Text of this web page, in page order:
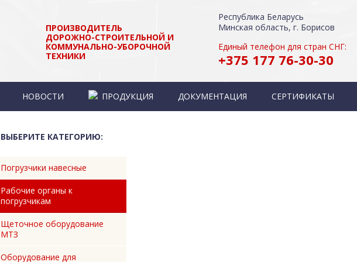
ПРОИЗВОДИТЕЛЬ
ДОРОЖНО-СТРОИТЕЛЬНОЙ И
КОММУНАЛЬНО-УБОРОЧНОЙ
ТЕХНИКИ
Республика Беларусь
Минская область, г. Борисов
Единый телефон для стран СНГ:
+375 177 76-30-30
НОВОСТИ ПРОДУКЦИЯ ДОКУМЕНТАЦИЯ СЕРТИФИКАТЫ
ВЫБЕРИТЕ КАТЕГОРИЮ:
Погрузчики навесные
Рабочие органы к
погрузчикам
Щеточное оборудование
МТЗ
Оборудование для